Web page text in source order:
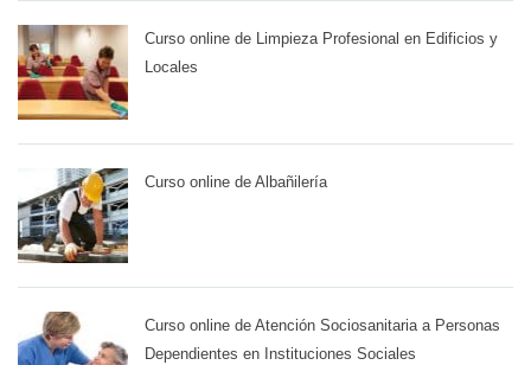
Curso online de Limpieza Profesional en Edificios y
Locales
Curso online de Albañilería
Curso online de Atención Sociosanitaria a Personas
Dependientes en Instituciones Sociales